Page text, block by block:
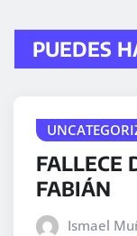
PUEDES
FALLECE
FABIÁN
Ismael